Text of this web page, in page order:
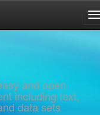
and open
including text,
data sets